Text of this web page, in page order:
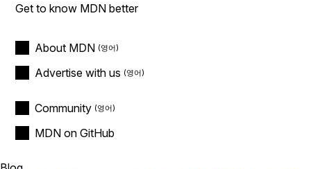
Get to know MDN better
About MDN
Advertise with us
Community
MDN on GitHub